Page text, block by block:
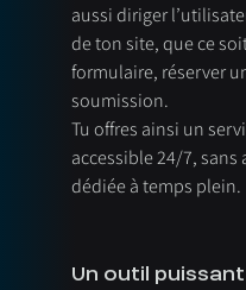
aussi diriger
de ton site, que ce
formulaire, réserver
soumission.
Tu offres ainsi un
accessible 24/7,
dédiée à temps plein.
Un outil